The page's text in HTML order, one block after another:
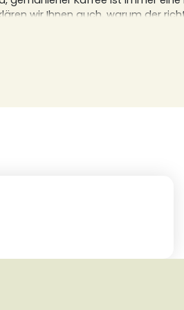
wir Ihnen auch, warum der
entscheidend ist.